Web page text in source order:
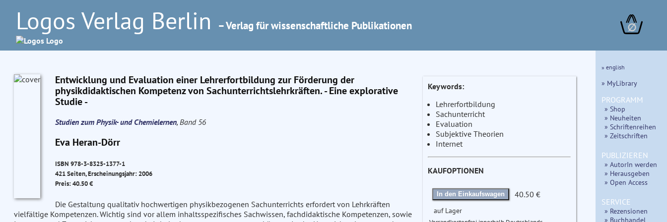
Logos Verlag Berlin – Verlag für wissenschaftliche Publikationen ∅
Entwicklung und Evaluation einer Lehrerfortbildung zur Förderung der
physikdidaktischen Kompetenz von Sachunterrichtslehrkräften. - Eine explorative
Studie -
Studien zum Physik- und Chemielernen, Band 56
Eva Heran-Dörr
ISBN 978-3-8325-1377-1
421 Seiten, Erscheinungsjahr: 2006
Preis: 40.50 €
Die Gestaltung qualitativ hochwertigen physikbezogenen Sachunterrichts erfordert von Lehrkräften
vielfältige Kompetenzen. Wichtig sind vor allem inhaltsspezifisches Sachwissen, fachdidaktische Kompetenzen, sowie
Keywords:
Lehrerfortbildung
Sachunterricht
Evaluation
Subjektive Theorien
Internet
KAUFOPTIONEN
In den Einkaufswagen 40.50 €
auf Lager
» english
» MyLibrary
PROGRAMM
» Shop
» Neuheiten
» Schriftenreihen
» Zeitschriften
PUBLIZIEREN
» AutorIn werden
» Herausgeben
» Open Access
SERVICE
» Rezensionen
» Buchhandel